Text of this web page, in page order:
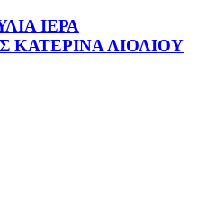
ΙΕΡΑ
ΚΑΤΕΡΙΝΑ ΛΙΟΛΙΟΥ